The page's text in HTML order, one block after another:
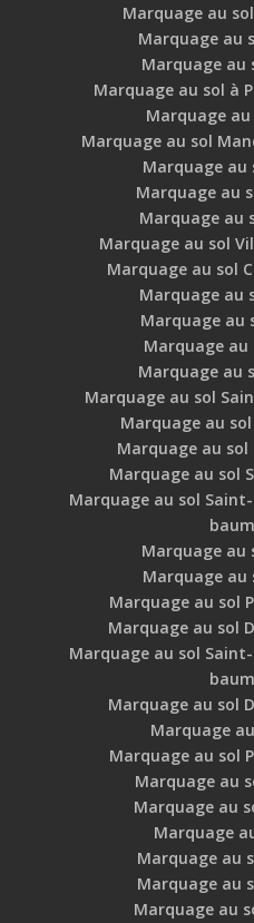
Marquage au
Marquage au
Marquage au
Marquage au sol à
Marquage au
Marquage au sol
Marquage au
Marquage au
Marquage au
Marquage au sol
Marquage au sol
Marquage au
Marquage au
Marquage au
Marquage au
Marquage au sol
Marquage au
Marquage au
Marquage au sol
Marquage au sol
Marquage au
Marquage au
Marquage au sol
Marquage au sol
Marquage au sol
Marquage au sol
Marquage
Marquage au sol
Marquage au
Marquage au
Marquage
Marquage au
Marquage au
Marquage au